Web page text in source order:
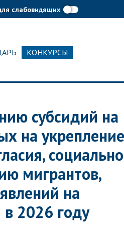
слабовидящих
КОНКУРСЫ
субсидий на
на укрепление
мигрантов,
на
в 2026 году